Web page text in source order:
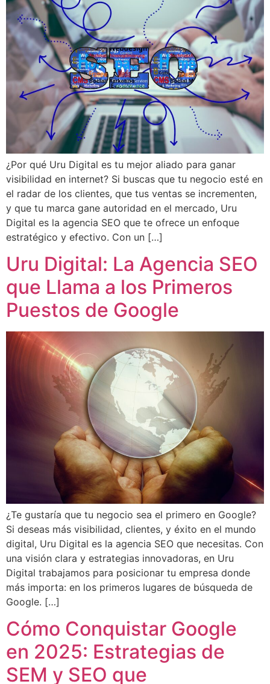
¿Por qué Uru Digital es tu mejor aliado para ganar
visibilidad en internet? Si buscas que tu negocio esté en
el radar de los clientes, que tus ventas se incrementen,
y que tu marca gane autoridad en el mercado, Uru
Digital es la agencia SEO que te ofrece un enfoque
estratégico y efectivo. Con un […]
Uru Digital: La Agencia SEO
que Llama a los Primeros
Puestos de Google
¿Te gustaría que tu negocio sea el primero en Google?
Si deseas más visibilidad, clientes, y éxito en el mundo
digital, Uru Digital es la agencia SEO que necesitas. Con
una visión clara y estrategias innovadoras, en Uru
Digital trabajamos para posicionar tu empresa donde
más importa: en los primeros lugares de búsqueda de
Google. […]
Cómo Conquistar Google
en 2025: Estrategias de
SEM y SEO que